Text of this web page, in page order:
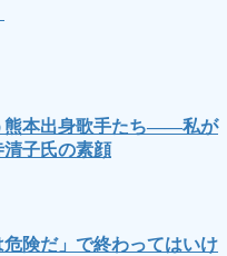
熊本出身歌手たち――私が
子氏の素顔
危険だ」で終わってはいけ